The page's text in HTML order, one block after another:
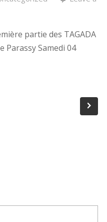
partie des TAGADA
Parassy Samedi 04